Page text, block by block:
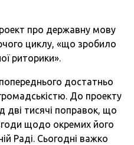
про державну мову
циклу, «що зробило
риторики».
достатньо
До проекту
дві тисячі поправок, що
щодо окремих його
Раді. Сьогодні важко